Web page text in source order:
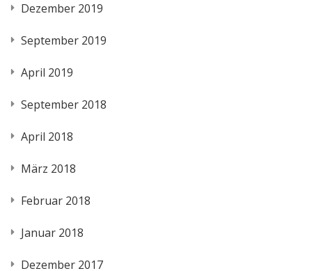
Dezember 2019
September 2019
April 2019
September 2018
April 2018
März 2018
Februar 2018
Januar 2018
Dezember 2017